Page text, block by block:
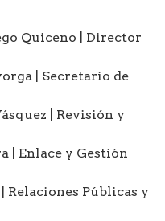
Quiceno | Director
| Secretario de
| Revisión y
| Enlace y Gestión
Públicas y